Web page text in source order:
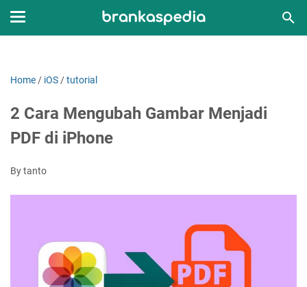
Home / iOS /tutorial
2 Cara Mengubah Gambar Menjadi
PDF di iPhone
By tanto